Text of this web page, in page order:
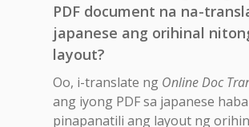
PDF document na na-
japanese ang orihinal
layout?
Oo, i-translate ng Online Doc
ang iyong PDF sa japanese
pinapanatili ang layout ng